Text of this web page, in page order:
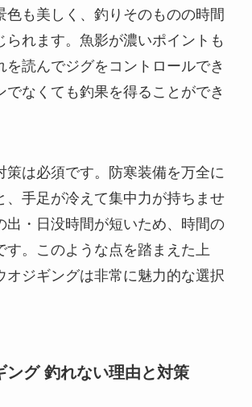
色も美しく、釣りそのものの時間
られます。魚影が濃いポイントも
を読んでジグをコントロールでき
でなくても釣果を得ることができ
策は必須です。防寒装備を万全に
、手足が冷えて集中力が持ちませ
出・日没時間が短いため、時間の
す。このような点を踏まえた上
オジギングは非常に魅力的な選択
ング 釣れない理由と対策